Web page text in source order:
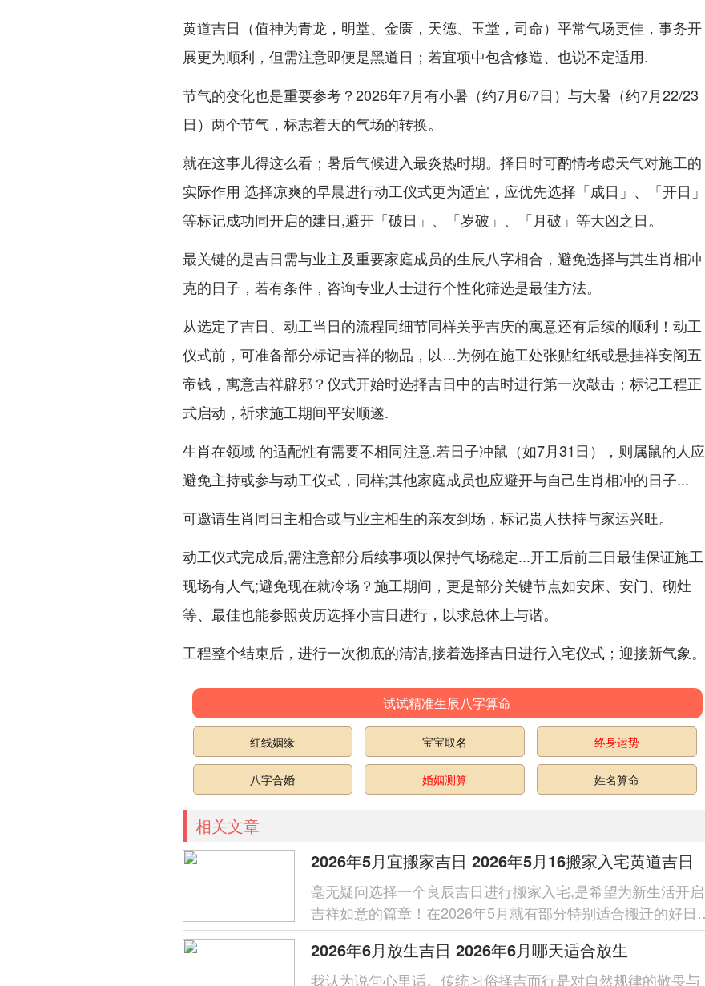
黄道吉日（值神为青龙，明堂、金匮，天德、玉堂，司命）平常气场更佳，事务开
展更为顺利，但需注意即便是黑道日；若宜项中包含修造、也说不定适用.
节气的变化也是重要参考？2026年7月有小暑（约7月6/7日）与大暑（约7月22/23
日）两个节气，标志着天的气场的转换。
就在这事儿得这么看；暑后气候进入最炎热时期。择日时可酌情考虑天气对施工的
实际作用 选择凉爽的早晨进行动工仪式更为适宜，应优先选择「成日」、「开日」
等标记成功同开启的建日,避开「破日」、「岁破」、「月破」等大凶之日。
最关键的是吉日需与业主及重要家庭成员的生辰八字相合，避免选择与其生肖相冲
克的日子，若有条件，咨询专业人士进行个性化筛选是最佳方法。
从选定了吉日、动工当日的流程同细节同样关乎吉庆的寓意还有后续的顺利！动工
仪式前，可准备部分标记吉祥的物品，以…为例在施工处张贴红纸或悬挂祥安阁五
帝钱，寓意吉祥辟邪？仪式开始时选择吉日中的吉时进行第一次敲击；标记工程正
式启动，祈求施工期间平安顺遂.
生肖在领域 的适配性有需要不相同注意.若日子冲鼠（如7月31日），则属鼠的人应
避免主持或参与动工仪式，同样;其他家庭成员也应避开与自己生肖相冲的日子...
可邀请生肖同日主相合或与业主相生的亲友到场，标记贵人扶持与家运兴旺。
动工仪式完成后,需注意部分后续事项以保持气场稳定...开工后前三日最佳保证施工
现场有人气;避免现在就冷场？施工期间，更是部分关键节点如安床、安门、砌灶
等、最佳也能参照黄历选择小吉日进行，以求总体上与谐。
工程整个结束后，进行一次彻底的清洁,接着选择吉日进行入宅仪式；迎接新气象。
试试精准生辰八字算命
红线姻缘 宝宝取名 终身运势
八字合婚 婚姻测算 姓名算命
相关文章
2026年5月宜搬家吉日 2026年5月16搬家入宅黄道吉日
毫无疑问选择一个良辰吉日进行搬家入宅,是希望为新生活开启
吉祥如意的篇章！在2026年5月就有部分特别适合搬迁的好日
子，它们由传统的择吉学问精...
2026年6月放生吉日 2026年6月哪天适合放生
我认为说句心里话。传统习俗择吉而行是对自然规律的敬畏与